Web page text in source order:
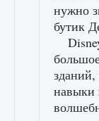
нужно
бутик
зданий,
навыки